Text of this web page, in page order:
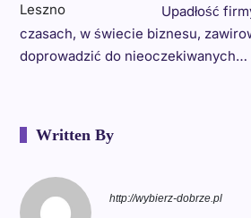
Upadłość
czasach, w świecie biznesu,
doprowadzić do nieoczekiwanych…
Written By
http://wybierz-dobrze.pl